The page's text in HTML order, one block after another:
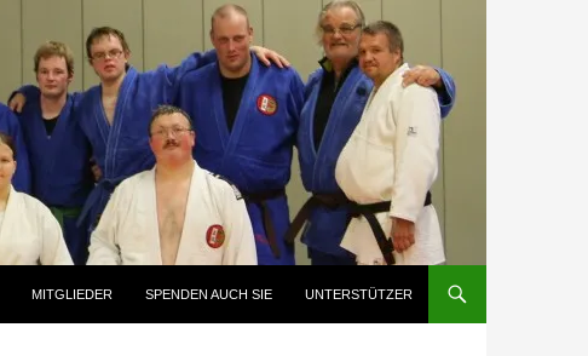
MITGLIEDER SPENDEN AUCH SIE UNTERSTÜTZER